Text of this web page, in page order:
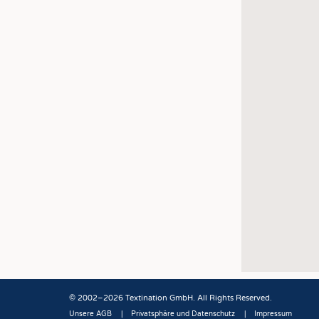
© 2002–2026 Textination GmbH. All Rights Reserved.
Unsere AGB Privatsphäre und Datenschutz Impressum